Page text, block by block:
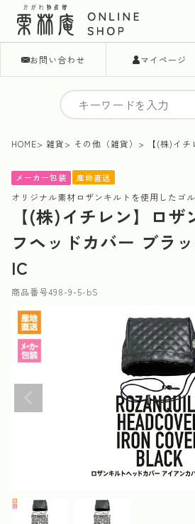
お問い合わせ マイページ
HOME 雑貨 その他（雑貨） 【(株)イ
メーカー包装 産地直送
オリジナル素材ロザンキルトを使用したゴ
【(株)イチレン】ロ
フヘッドカバー ブラ
IC
商品番号498-9-5-bS